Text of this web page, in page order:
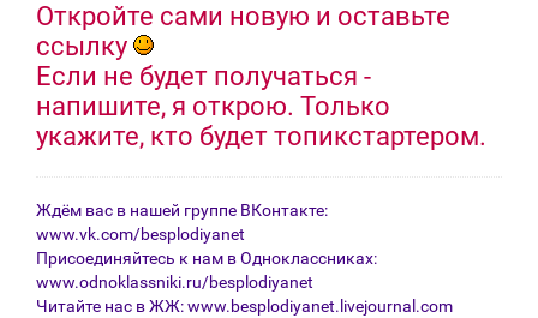
Откройте сами новую и оставьте
ссылку
Если не будет получаться -
напишите, я открою. Только
укажите, кто будет топикстартером.
Ждём вас в нашей группе ВКонтакте:
www.vk.com/besplodiyanet
Присоединяйтесь к нам в Одноклассниках:
www.odnoklassniki.ru/besplodiyanet
Читайте нас в ЖЖ:www.besplodiyanet.livejournal.com